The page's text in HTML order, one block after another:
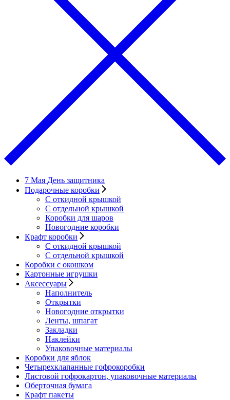
7 Мая День защитника
Подарочные коробки
С откидной крышкой
С отдельной крышкой
Коробки для шаров
Новогодние коробки
Крафт коробки
С откидной крышкой
С отдельной крышкой
Коробки с окошком
Картонные игрушки
Аксессуары
Наполнитель
Открытки
Новогодние открытки
Ленты, шпагат
Закладки
Наклейки
Упаковочные материалы
Коробки для яблок
Четырехклапанные гофрокоробки
Листовой гофрокартон, упаковочные материалы
Оберточная бумага
Крафт пакеты